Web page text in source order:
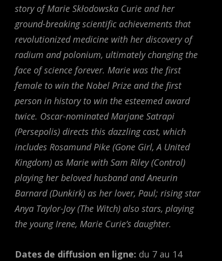
story of Marie Skłodowska Curie and her
ground-breaking scientific achievements that
revolutionized medicine with her discovery of
radium and polonium, ultimately changing the
face of science forever. Marie was the first
female to win the Nobel Prize and the first
person in history to win the esteemed award
twice. Oscar-nominated Marjane Satrapi
(Persepolis) directs this dazzling cast, which
includes Rosamund Pike (Gone Girl, A United
Kingdom) as Marie with Sam Riley (Control)
playing her beloved husband and Aneurin
Barnard (Dunkirk) as her lover, Paul; rising star
Anya Taylor-Joy (The Witch) also stars, playing
the young Irene, Marie Curie’s daughter.
Dates de diffusion en ligne: du 7 au 14